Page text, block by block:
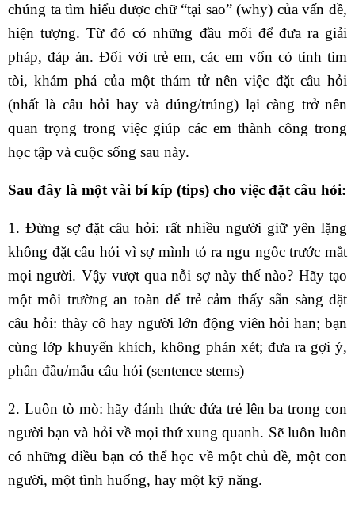
chúng ta tìm hiểu được chữ “tại sao” (why) của vấn đề,
hiện tượng. Từ đó có những đầu mối để đưa ra giải
pháp, đáp án. Đối với trẻ em, các em vốn có tính tìm
tòi, khám phá của một thám tử nên việc đặt câu hỏi
(nhất là câu hỏi hay và đúng/trúng) lại càng trở nên
quan trọng trong việc giúp các em thành công trong
học tập và cuộc sống sau này.
Sau đây là một vài bí kíp (tips) cho việc đặt câu hỏi:
1. Đừng sợ đặt câu hỏi: rất nhiều người giữ yên lặng
không đặt câu hỏi vì sợ mình tỏ ra ngu ngốc trước mắt
mọi người. Vậy vượt qua nỗi sợ này thế nào? Hãy tạo
một môi trường an toàn để trẻ cảm thấy sẵn sàng đặt
câu hỏi: thày cô hay người lớn động viên hỏi han; bạn
cùng lớp khuyến khích, không phán xét; đưa ra gợi ý,
phần đầu/mẫu câu hỏi (sentence stems)
2. Luôn tò mò: hãy đánh thức đứa trẻ lên ba trong con
người bạn và hỏi về mọi thứ xung quanh. Sẽ luôn luôn
có những điều bạn có thể học về một chủ đề, một con
người, một tình huống, hay một kỹ năng.